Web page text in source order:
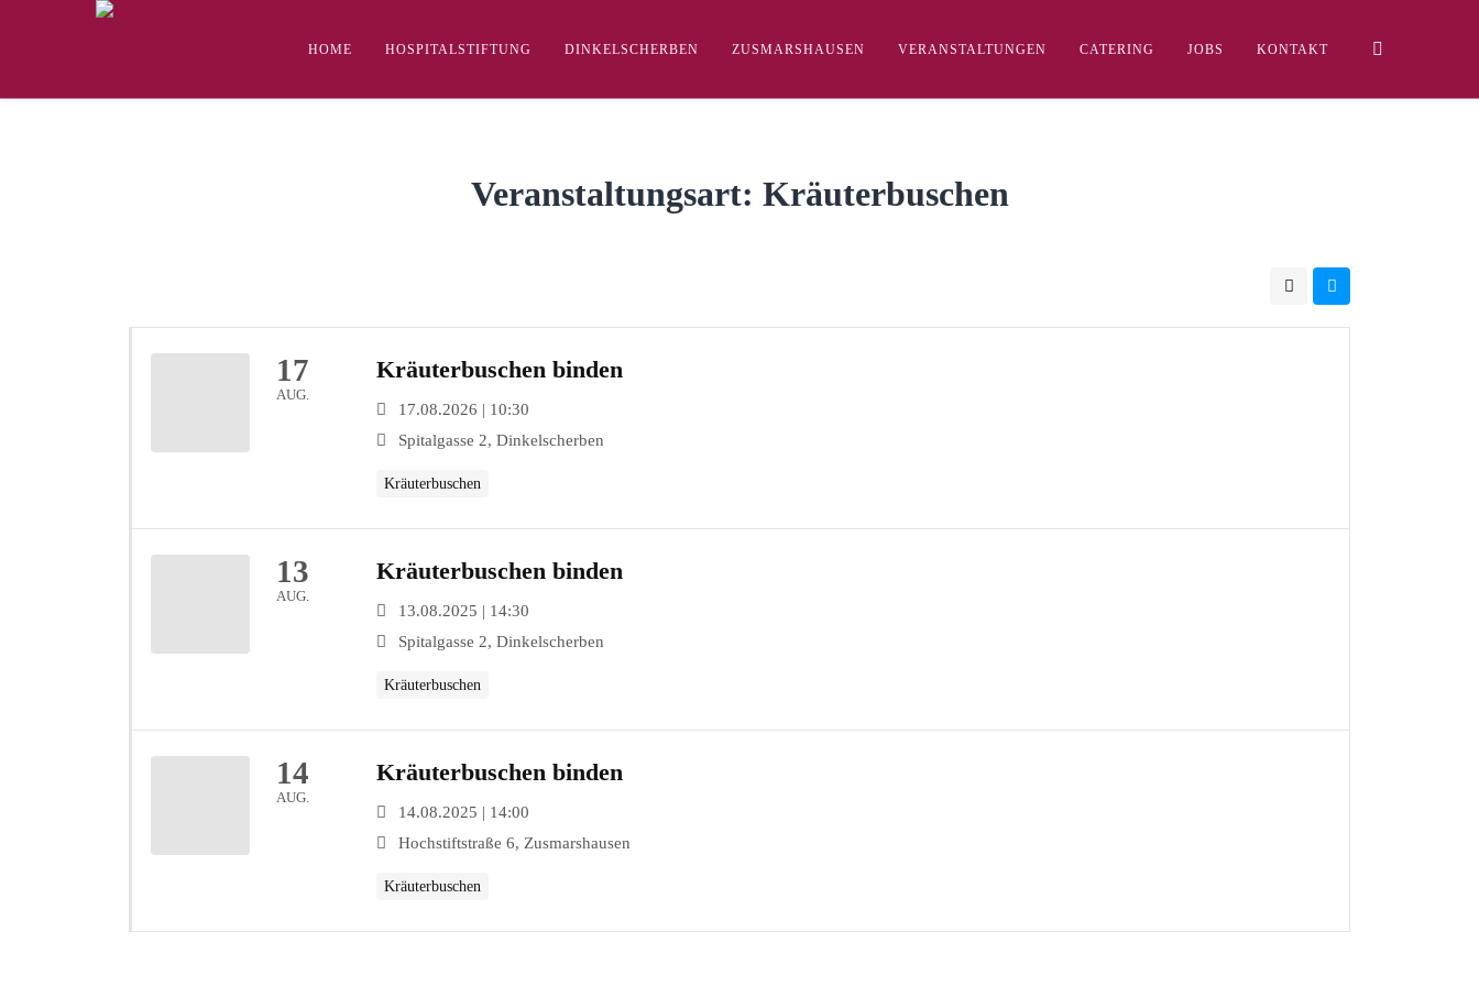
HOME HOSPITALSTIFTUNG DINKELSCHERBEN ZUSMARSHAUSEN VERANSTALTUNGEN CATERING JOBS KONTAKT
Veranstaltungsart: Kräuterbuschen
17
AUG.
Kräuterbuschen binden
17.08.2026 | 10:30
Spitalgasse 2, Dinkelscherben
Kräuterbuschen
13
AUG.
Kräuterbuschen binden
13.08.2025 | 14:30
Spitalgasse 2, Dinkelscherben
Kräuterbuschen
14
AUG.
Kräuterbuschen binden
14.08.2025 | 14:00
Hochstiftstraße 6, Zusmarshausen
Kräuterbuschen